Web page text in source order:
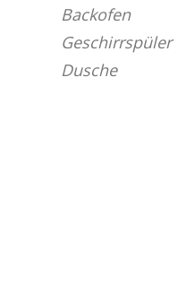
Backofen
Geschirrspüler
Dusche